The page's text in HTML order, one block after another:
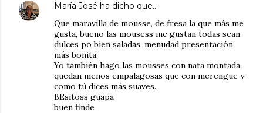
María José ha dicho que…
Que maravilla de mousse, de fresa la que más me
gusta, bueno las mousess me gustan todas sean
dulces po bien saladas, menudad presentación
más bonita.
Yo también hago las mousses con nata montada,
quedan menos empalagosas que con merengue y
como tú dices más suaves.
BEsitoss guapa
buen finde